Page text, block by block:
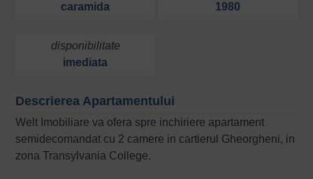
caramida
1980
disponibilitate
imediata
Descrierea Apartamentului
Welt Imobiliare va ofera spre inchiriere apartament
semidecomandat cu 2 camere in cartierul Gheorgheni, in
zona Transylvania College.